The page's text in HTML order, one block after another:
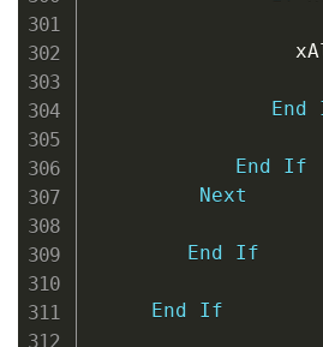
End
End
If
Next
End If
End If